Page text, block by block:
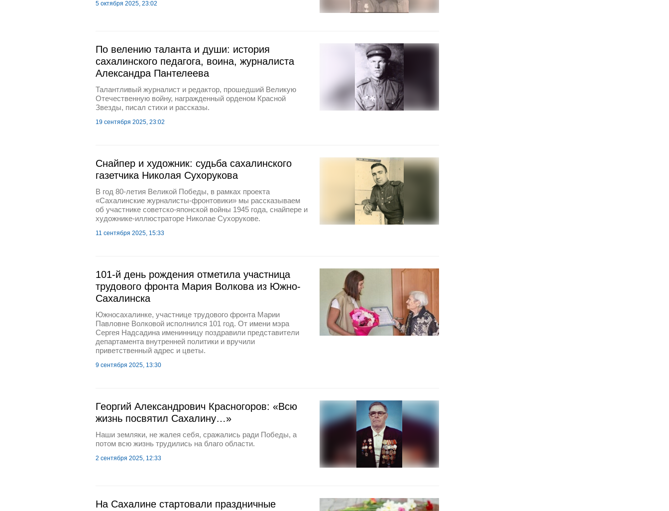
5 октября 2025, 23:02
По велению таланта и души: история
сахалинского педагога, воина, журналиста
Александра Пантелеева
Талантливый журналист и редактор, прошедший Великую
Отечественную войну, награжденный орденом Красной
Звезды, писал стихи и рассказы.
19 сентября 2025, 23:02
Снайпер и художник: судьба сахалинского
газетчика Николая Сухорукова
В год 80-летия Великой Победы, в рамках проекта
«Сахалинские журналисты-фронтовики» мы рассказываем
об участнике советско-японской войны 1945 года, снайпере и
художнике-иллюстраторе Николае Сухорукове.
11 сентября 2025, 15:33
101-й день рождения отметила участница
трудового фронта Мария Волкова из Южно-
Сахалинска
Южносахалинке, участнице трудового фронта Марии
Павловне Волковой исполнился 101 год. От имени мэра
Сергея Надсадина именинницу поздравили представители
департамента внутренней политики и вручили
приветственный адрес и цветы.
9 сентября 2025, 13:30
Георгий Александрович Красногоров: «Всю
жизнь посвятил Сахалину…»
Наши земляки, не жалея себя, сражались ради Победы, а
потом всю жизнь трудились на благо области.
2 сентября 2025, 12:33
На Сахалине стартовали праздничные